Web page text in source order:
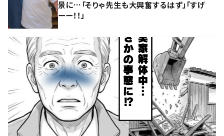
景に…「そりゃ先生も大興奮するはず」「すげ
ーー！！」